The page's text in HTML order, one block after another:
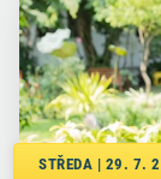
STŘEDA | 29. 7.